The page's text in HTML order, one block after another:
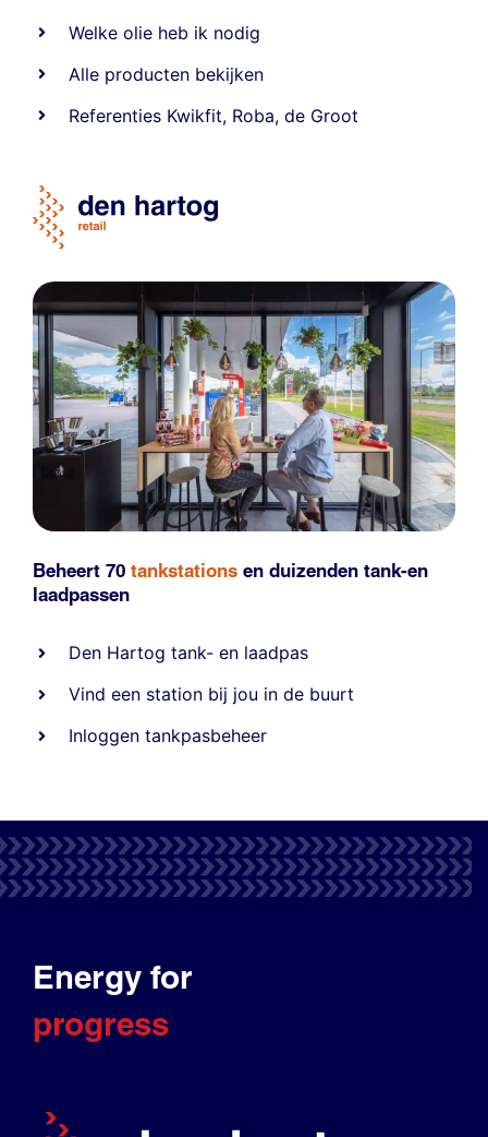
Welke olie heb ik nodig
Alle producten bekijken
Referenties Kwikfit, Roba,de Groot
Beheert 70 tankstations en duizenden tank-en
laadpassen
Den Hartog tank- en laadpas
Vind een station bij jou in de buurt
Inloggen tankpasbeheer
Energy for
progress